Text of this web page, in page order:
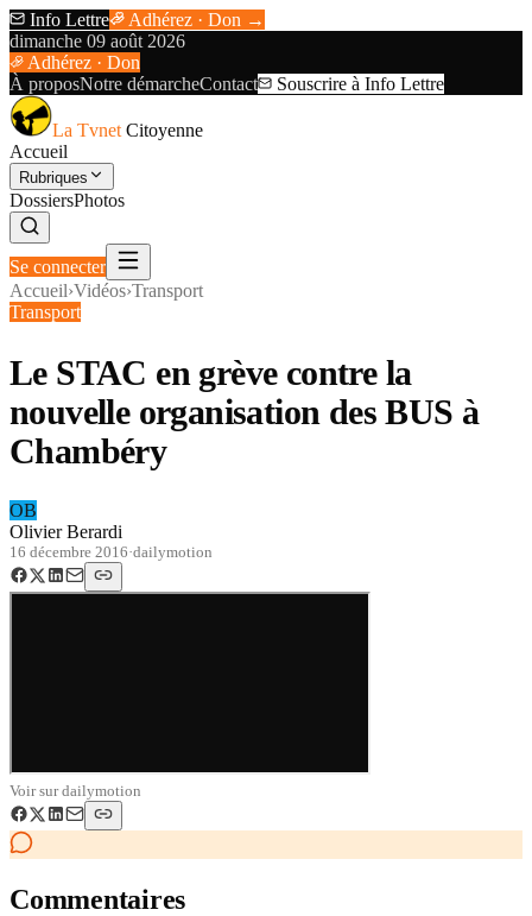
Info Lettre
Adhérez · Don →
dimanche 09 août 2026
Adhérez · Don
À proposNotre démarcheContact Souscrire à Info Lettre
La Tvnet Citoyenne
Accueil
Rubriques
DossiersPhotos
Se connecter
Accueil›Vidéos›Transport
Transport
Le STAC en grève contre la
nouvelle organisation des BUS à
Chambéry
OB
Olivier Berardi
16 décembre 2016·dailymotion
Voir surdailymotion
Commentaires